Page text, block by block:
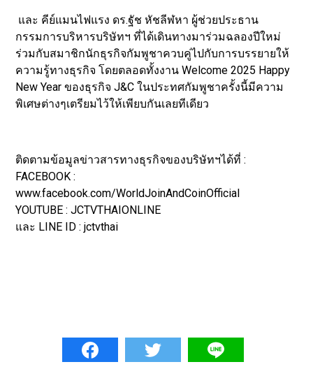
และ คีย์แมนไฟแรง ดร.ฐัช หัชลีฬหา ผู้ช่วยประธาน
กรรมการบริหารบริษัทฯ ที่ได้เดินทางมาร่วมฉลองปีใหม่
ร่วมกับสมาชิกนักธุรกิจกัมพูชาควบคู่ไปกับการบรรยายให้
ความรู้ทางธุรกิจ โดยตลอดทั้งงาน Welcome 2025 Happy
New Year ของธุรกิจ J&C ในประทศกัมพูชาครั้งนี้มีความ
พิเศษต่างๆเตรียมไว้ให้เพียบกันเลยทีเดียว
ติดตามข้อมูลข่าวสารทางธุรกิจของบริษัทฯได้ที่ :
FACEBOOK :
www.facebook.com/WorldJoinAndCoinOfficial
YOUTUBE : JCTVTHAIONLINE
และ LINE ID : jctvthai